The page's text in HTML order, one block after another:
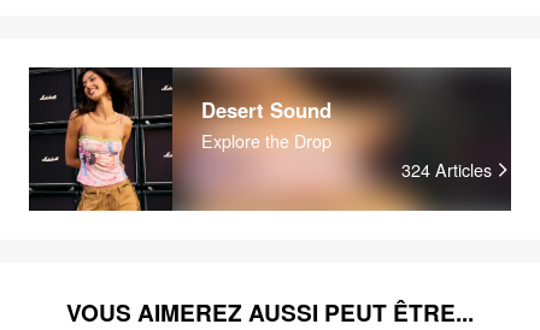
Desert Sound
Explore the Drop
324 Articles
VOUS AIMEREZ AUSSI PEUT ÊTRE...